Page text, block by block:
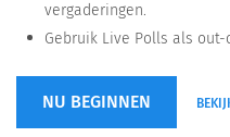
vergaderingen.
Gebruik Live Polls als
NU BEGINNEN